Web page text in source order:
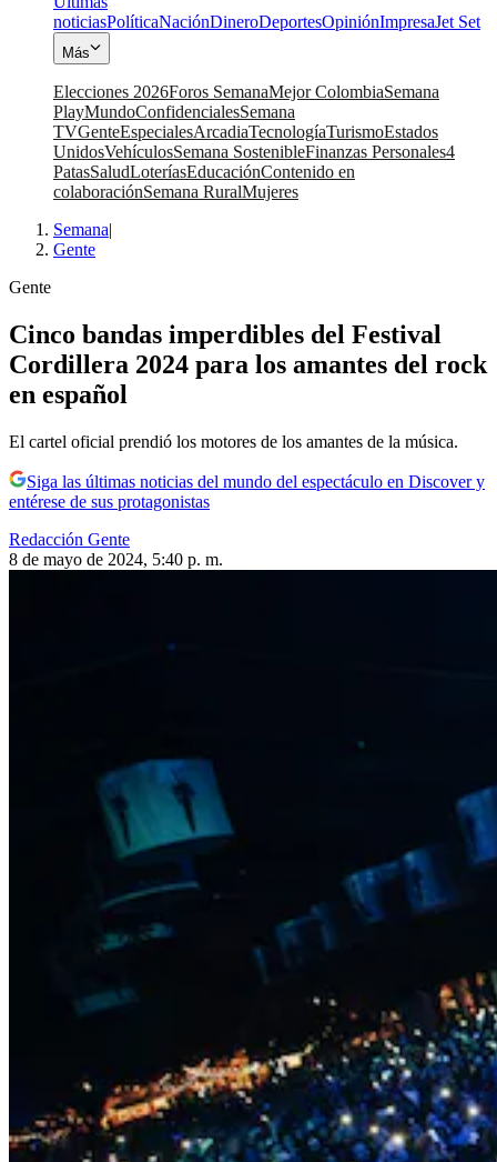
noticiasPolíticaNaciónDineroDeportesOpiniónImpresaJet Set
Más
Elecciones 2026Foros SemanaMejor ColombiaSemana
PlayMundoConfidencialesSemana
TVGenteEspecialesArcadiaTecnologíaTurismoEstados
UnidosVehículosSemana SostenibleFinanzas Personales4
PatasSaludLoteríasEducaciónContenido en
colaboraciónSemana RuralMujeres
Semana|
Gente
Gente
Cinco bandas imperdibles del Festival
Cordillera 2024 para los amantes del rock
en español
El cartel oficial prendió los motores de los amantes de la música.
Siga las últimas noticias del mundo del espectáculo en Discover y
entérese de sus protagonistas
Redacción Gente
8 de mayo de 2024, 5:40 p. m.